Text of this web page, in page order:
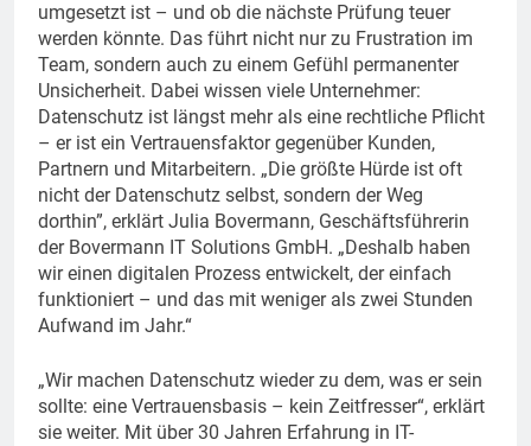
umgesetzt ist – und ob die nächste Prüfung teuer
werden könnte. Das führt nicht nur zu Frustration im
Team, sondern auch zu einem Gefühl permanenter
Unsicherheit. Dabei wissen viele Unternehmer:
Datenschutz ist längst mehr als eine rechtliche Pflicht
– er ist ein Vertrauensfaktor gegenüber Kunden,
Partnern und Mitarbeitern. „Die größte Hürde ist oft
nicht der Datenschutz selbst, sondern der Weg
dorthin”, erklärt Julia Bovermann, Geschäftsführerin
der Bovermann IT Solutions GmbH. „Deshalb haben
wir einen digitalen Prozess entwickelt, der einfach
funktioniert – und das mit weniger als zwei Stunden
Aufwand im Jahr.“
„Wir machen Datenschutz wieder zu dem, was er sein
sollte: eine Vertrauensbasis – kein Zeitfresser“, erklärt
sie weiter. Mit über 30 Jahren Erfahrung in IT-